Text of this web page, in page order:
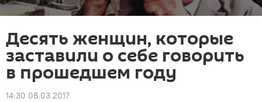
Десять женщин, которые
заставили о себе говорить
в прошедшем году
14:30 08.03.2017